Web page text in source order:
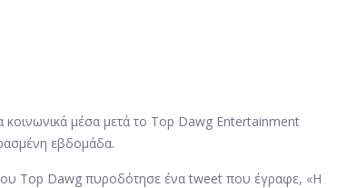
μέσα μετά το Top Dawg Entertainment
εβδομάδα.
Top Dawg πυροδότησε ένα tweet που έγραφε, «Η